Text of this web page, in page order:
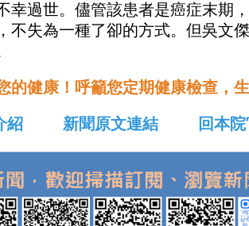
幸過世。儘管該患者是癌症末期
不失為一種了卻的方式。但吳文
的健康！呼籲您定期健康檢查，生
紹
新聞原文連結 回本